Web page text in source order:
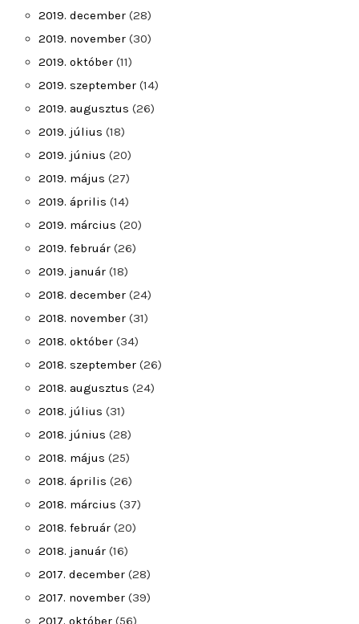
2019. december (28)
2019. november (30)
2019. október (11)
2019. szeptember (14)
2019. augusztus (26)
2019. július (18)
2019. június (20)
2019. május (27)
2019. április (14)
2019. március (20)
2019. február (26)
2019. január (18)
2018. december (24)
2018. november (31)
2018. október (34)
2018. szeptember (26)
2018. augusztus (24)
2018. július (31)
2018. június (28)
2018. május (25)
2018. április (26)
2018. március (37)
2018. február (20)
2018. január (16)
2017. december (28)
2017. november (39)
2017. október (56)